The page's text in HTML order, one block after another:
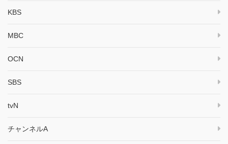
KBS
MBC
OCN
SBS
tvN
チャンネルA